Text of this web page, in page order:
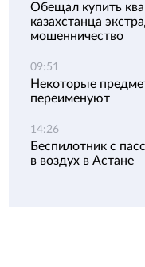
Обещал купить
казахстанца
мошенничество
09:51
Некоторые
переименуют
14:26
Беспилотник с
в воздух в Астане